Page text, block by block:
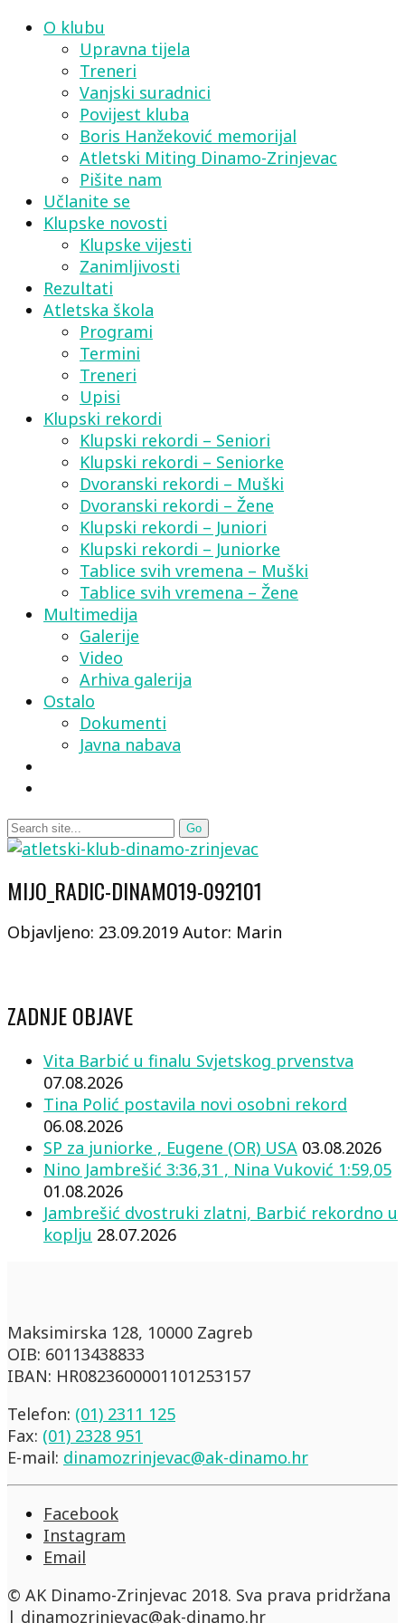
O klubu
Upravna tijela
Treneri
Vanjski suradnici
Povijest kluba
Boris Hanžeković memorijal
Atletski Miting Dinamo-Zrinjevac
Pišite nam
Učlanite se
Klupske novosti
Klupske vijesti
Zanimljivosti
Rezultati
Atletska škola
Programi
Termini
Treneri
Upisi
Klupski rekordi
Klupski rekordi – Seniori
Klupski rekordi – Seniorke
Dvoranski rekordi – Muški
Dvoranski rekordi – Žene
Klupski rekordi – Juniori
Klupski rekordi – Juniorke
Tablice svih vremena – Muški
Tablice svih vremena – Žene
Multimedija
Galerije
Video
Arhiva galerija
Ostalo
Dokumenti
Javna nabava
MIJO_RADIC-DINAMO19-092101
Objavljeno: 23.09.2019 Autor: Marin
ZADNJE OBJAVE
Vita Barbić u finalu Svjetskog prvenstva
07.08.2026
Tina Polić postavila novi osobni rekord
06.08.2026
SP za juniorke , Eugene (OR) USA 03.08.2026
Nino Jambrešić 3:36,31 , Nina Vuković 1:59,05
01.08.2026
Jambrešić dvostruki zlatni, Barbić rekordno u
koplju 28.07.2026
Maksimirska 128, 10000 Zagreb
OIB: 60113438833
IBAN: HR0823600001101253157
Telefon: (01) 2311 125
Fax: (01) 2328 951
E-mail: dinamozrinjevac@ak-dinamo.hr
Facebook
Instagram
Email
© AK Dinamo-Zrinjevac 2018. Sva prava pridržana
| dinamozrinjevac@ak-dinamo.hr